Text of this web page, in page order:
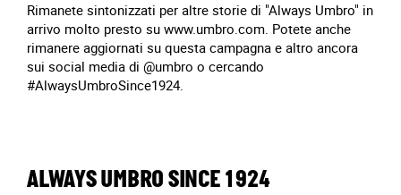
Rimanete sintonizzati per altre storie di "Always Umbro" in
arrivo molto presto su www.umbro.com. Potete anche
rimanere aggiornati su questa campagna e altro ancora
sui social media di @umbro o cercando
#AlwaysUmbroSince1924.
ALWAYS UMBRO SINCE 1924